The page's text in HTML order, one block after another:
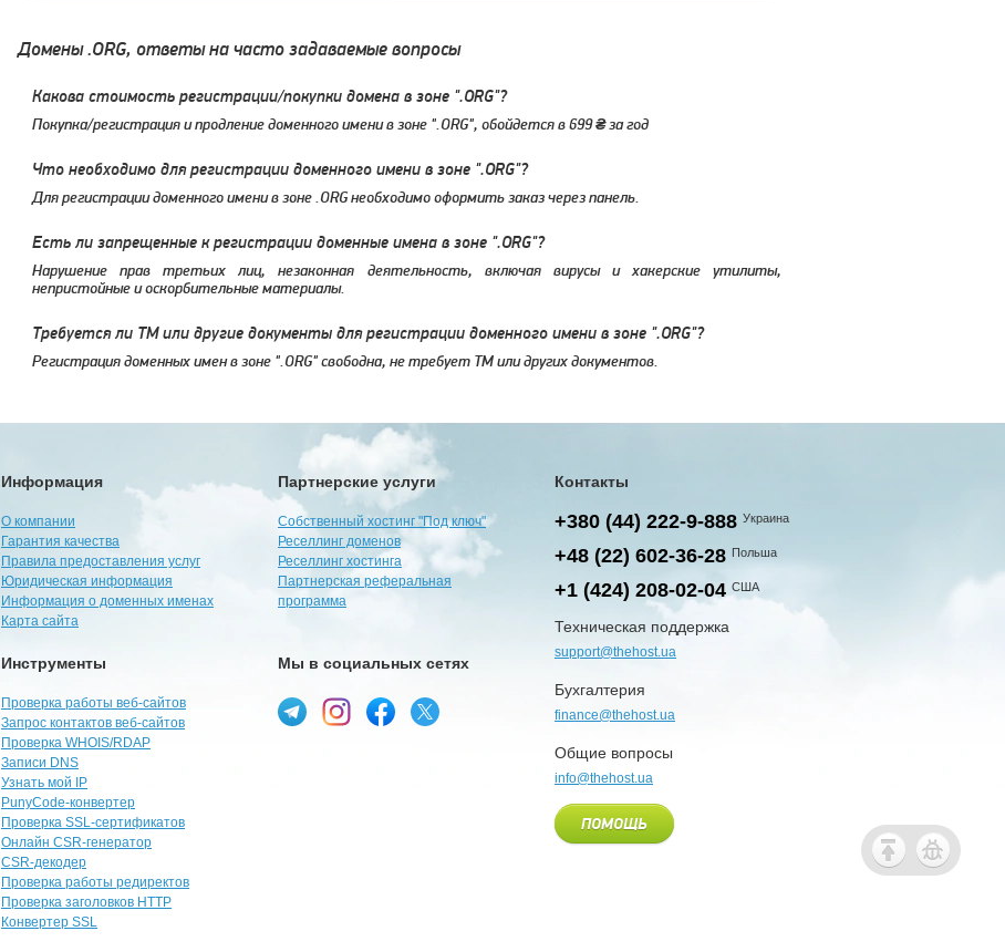
Домены .ORG, ответы на часто задаваемые вопросы
Какова стоимость регистрации/покупки домена в зоне ".ORG"?
Покупка/регистрация и продление доменного имени в зоне ".ORG", обойдется в699 за год
Что необходимо для регистрации доменного имени в зоне ".ORG"?
Для регистрации доменного имени в зоне .ORG необходимо оформить заказ через панель.
Есть ли запрещенные к регистрации доменные имена в зоне ".ORG"?
Нарушение прав третьих лиц, незаконная деятельность, включая вирусы и хакерские утилиты,
непристойные и оскорбительные материалы.
Требуется ли ТМ или другие документы для регистрации доменного имени в зоне ".ORG"?
Регистрация доменных имен в зоне ".ORG" свободна, не требует ТМ или других документов.
Информация
О компании
Гарантия качества
Правила предоставления услуг
Юридическая информация
Информация о доменных именах
Карта сайта
Партнерские услуги
Собственный хостинг "Под ключ"
Реселлинг доменов
Реселлинг хостинга
Партнерская реферальная
программа
Инструменты
Проверка работы веб-сайтов
Запрос контактов веб-сайтов
Проверка WHOIS/RDAP
Записи DNS
Узнать мой IP
PunyCode-конвертер
Проверка SSL-сертификатов
Онлайн CSR-генератор
CSR-декодер
Проверка работы редиректов
Проверка заголовков HTTP
Конвертер SSL
Мы в социальных сетях
Контакты
+380 (44) 222-9-888 Украина
+48 (22) 602-36-28 Польша
+1 (424) 208-02-04 США
Техническая поддержка
support@thehost.ua
Бухгалтерия
finance@thehost.ua
Общие вопросы
info@thehost.ua
ПОМОЩЬ